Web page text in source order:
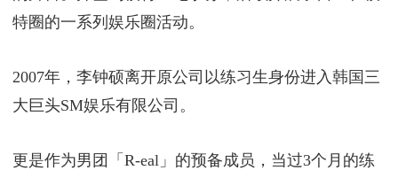
特圈的一系列娱乐圈活动。
2007年，李钟硕离开原公司以练习生身份进入韩国三
大巨头SM娱乐有限公司。
更是作为男团「R-eal」的预备成员，当过3个月的练